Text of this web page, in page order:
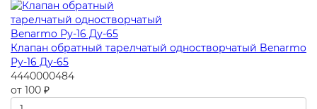
Клапан обратный тарелчатый одностворчатый Benarmo
Ру-16 Ду-65
4440000484
от 100 ₽